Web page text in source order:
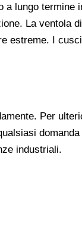
lungo
La ventola
estreme. I
Per
industriali.